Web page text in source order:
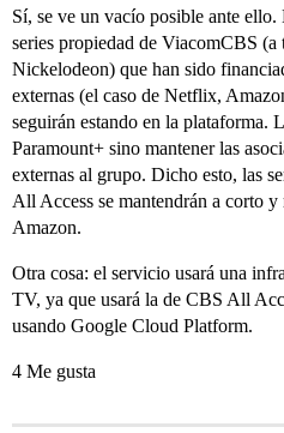
Sí, se ve un vacío posible ante ello.
series propiedad de ViacomCBS
Nickelodeon) que han sido
externas (el caso de Netflix,
seguirán estando en la plataforma.
Paramount+ sino mantener las
externas al grupo. Dicho esto, las
All Access se mantendrán a corto
Amazon.
Otra cosa: el servicio usará una
TV, ya que usará la de CBS All
usando Google Cloud Platform.
4 Me gusta